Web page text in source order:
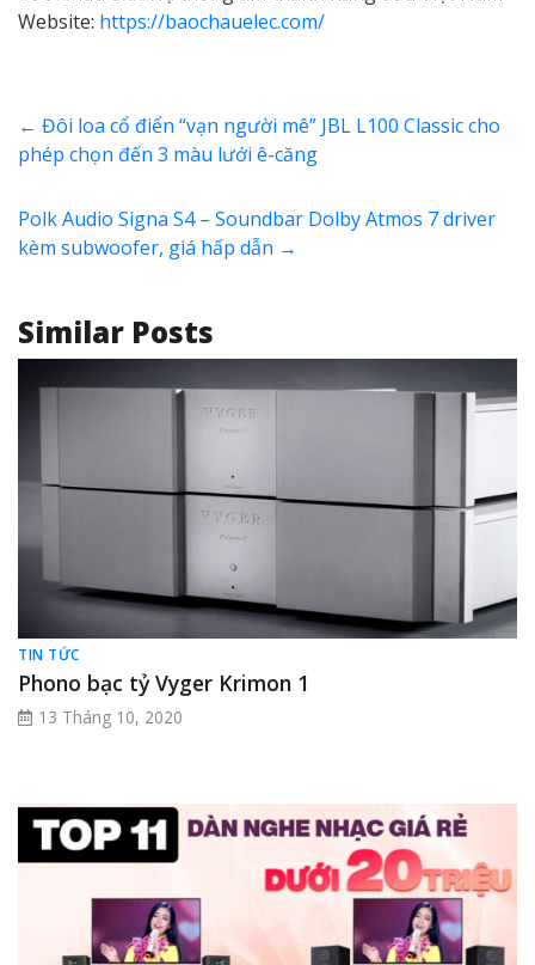
Website: https://baochauelec.com/
← Đôi loa cổ điển “vạn người mê” JBL L100 Classic cho
phép chọn đến 3 màu lưới ê-căng
Polk Audio Signa S4 – Soundbar Dolby Atmos 7 driver
kèm subwoofer, giá hấp dẫn →
Similar Posts
TIN TỨC
Phono bạc tỷ Vyger Krimon 1
13 Tháng 10, 2020